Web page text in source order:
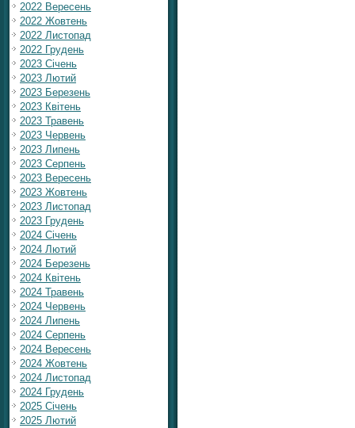
2022 Вересень
2022 Жовтень
2022 Листопад
2022 Грудень
2023 Січень
2023 Лютий
2023 Березень
2023 Квітень
2023 Травень
2023 Червень
2023 Липень
2023 Серпень
2023 Вересень
2023 Жовтень
2023 Листопад
2023 Грудень
2024 Січень
2024 Лютий
2024 Березень
2024 Квітень
2024 Травень
2024 Червень
2024 Липень
2024 Серпень
2024 Вересень
2024 Жовтень
2024 Листопад
2024 Грудень
2025 Січень
2025 Лютий